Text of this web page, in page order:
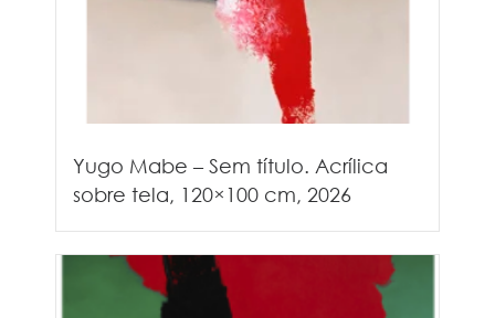
Yugo Mabe – Sem título. Acrílica
sobre tela, 120×100 cm, 2026